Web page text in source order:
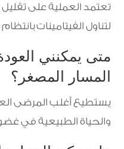
تعتمد العملية على
لتناول الفيتامينات
متى يمكنني
المسار المصغر؟
يستطيع أغلب المرضى
والحياة الطبيعية في